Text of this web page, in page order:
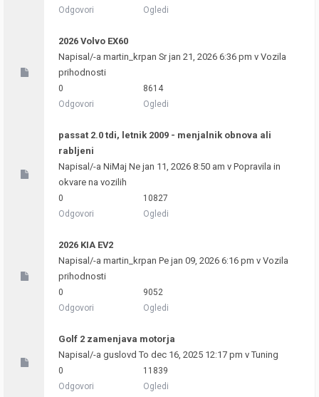
Odgovori
Ogledi
2026 Volvo EX60
Napisal/-a martin_krpan Sr jan 21, 2026 6:36 pm v Vozila
prihodnosti
0
Odgovori
8614
Ogledi
passat 2.0 tdi, letnik 2009 - menjalnik obnova ali
rabljeni
Napisal/-a NiMaj Ne jan 11, 2026 8:50 am v Popravila in
okvare na vozilih
0
Odgovori
10827
Ogledi
2026 KIA EV2
Napisal/-a martin_krpan Pe jan 09, 2026 6:16 pm v Vozila
prihodnosti
0
Odgovori
9052
Ogledi
Golf 2 zamenjava motorja
Napisal/-a guslovd To dec 16, 2025 12:17 pm vTuning
0
Odgovori
11839
Ogledi